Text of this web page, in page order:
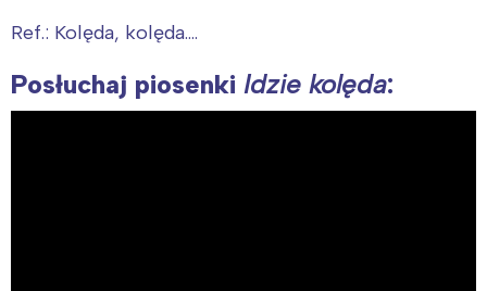
Ref.: Kolęda, kolęda….
Posłuchaj piosenki Idzie kolęda: